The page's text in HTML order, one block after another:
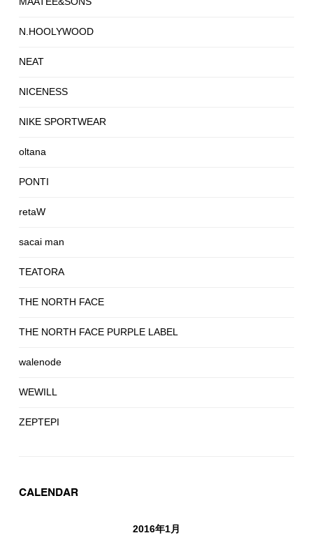
N.HOOLYWOOD
NEAT
NICENESS
NIKE SPORTWEAR
oltana
PONTI
retaW
sacai man
TEATORA
THE NORTH FACE
THE NORTH FACE PURPLE LABEL
walenode
WEWILL
ZEPTEPI
CALENDAR
2016年1月